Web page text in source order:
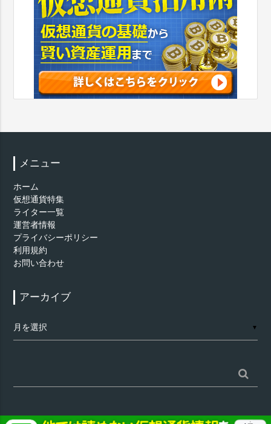
メニュー
ホーム
仮想通貨特集
ライター一覧
運営者情報
プライバシーポリシー
利用規約
お問い合わせ
アーカイブ
ー
▼
索: